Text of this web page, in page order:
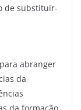
de substituir-
abranger
da